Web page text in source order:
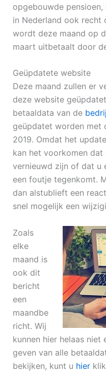
opgebouwde
in Nederland ook recht
wordt deze maand op
maart uitbetaalt door
Geüpdatete website
Deze maand zullen er
deze website
betaaldata van de
geüpdatet worden met
2019. Omdat het
kan het voorkomen
vernieuwd zijn of dat u
een foutje tegenkomt.
dan alstublieft een
snel mogelijk een
Zoals
elke
maand is
ook dit
bericht
een
maandbe
richt. Wij
kunnen hier helaas
geven van alle
bekijken, kunt u hier